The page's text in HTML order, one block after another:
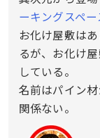
ーキングスペ
お化け屋敷は
るが、お化け
している。
名前はパイン
関係ない。